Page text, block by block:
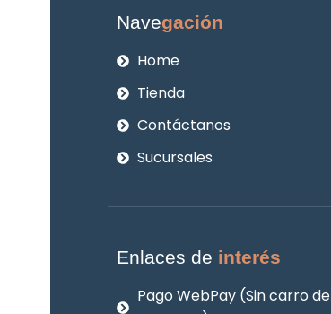
Navegación
Home
Tienda
Contáctanos
Sucursales
Enlaces de interés
Pago WebPay (Sin carro de